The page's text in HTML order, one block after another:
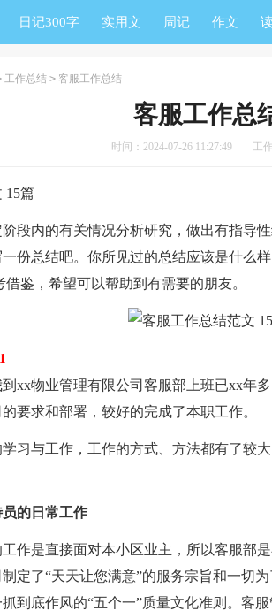
日记300字 实用文 周记 作文
工作总结 > 客服工作总结
客服工作总
时间：2024-07-26 11:27:49 工
15篇
内的有关情况分析研究，做出有指导性
份总结吧。你所见过的总结应该是什么
鉴，希望可以帮助到有需要的朋友。
物业管理有限公司客服部上班已xx年多
要求和部署，较好的完成了本职工作。
与工作，工作的方式、方法都有了较大
的日常工作
是直接面对本小区业主，所以客服部是
定了“天天让您满意”的服务宗旨和一切
到底作风的“五个一”质量文化准则。客